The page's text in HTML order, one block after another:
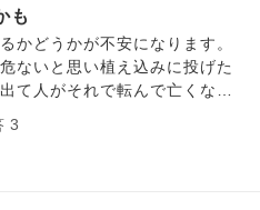
元々知り合いだった女性と
連絡をすると「(電話で)お前
てない」「人の幸せを妬む
当に壊れたか
人間を好きになってしまっ
幸せな夫ぶっている。彼は過
、感謝の気持ちを忘れない、
しましたが、旦那さんや家族
し訳なくて、今後幸せになっ
たので、死んだら恐い地獄に
仕方ないのですが）。。 乱
した。 そこから、しばらく
生まれています。 中絶して
。 8週くらいだとまだ神経系
しみなども感じてないし、中
してなかったからどうして
も
かどうかが不安になります。
ないと思い植え込みに投げた
て人がそれで転んで亡くなっ
えてしまいます。これはおか
しになってしまわないか心配
3